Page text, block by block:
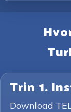
Trin 1.
Download